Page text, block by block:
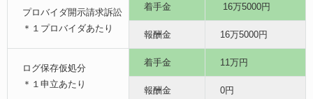
プロバイダ開示請求訴訟
＊１プロバイダあたり
着手金 16万5000円
報酬金 16万5000円
ログ保存仮処分
＊１申立あたり
着手金 11万円
報酬金 0円